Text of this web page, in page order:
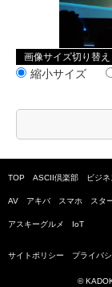
画像サイズ切り替え
縮小サイズ
TOP ASCII倶楽部 ビジネ
AV アキバ スマホ スタ
アスキーグルメ IoT
サイトポリシー プライバ
©